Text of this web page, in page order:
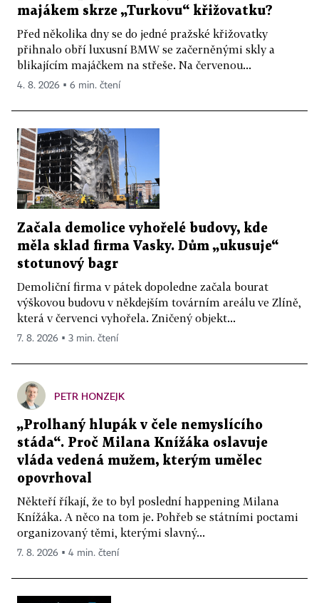
majákem skrze „Turkovu“ křižovatku?
Před několika dny se do jedné pražské křižovatky
přihnalo obří luxusní BMW se začerněnými skly a
blikajícím majáčkem na střeše. Na červenou...
4. 8. 2026 ▪ 6 min. čtení
Začala demolice vyhořelé budovy, kde
měla sklad firma Vasky. Dům „ukusuje“
stotunový bagr
Demoliční firma v pátek dopoledne začala bourat
výškovou budovu v někdejším továrním areálu ve Zlíně,
která v červenci vyhořela. Zničený objekt...
7. 8. 2026 ▪ 3 min. čtení
PETR HONZEJK
„Prolhaný hlupák v čele nemyslícího
stáda“. Proč Milana Knížáka oslavuje
vláda vedená mužem, kterým umělec
opovrhoval
Někteří říkají, že to byl poslední happening Milana
Knížáka. A něco na tom je. Pohřeb se státními poctami
organizovaný těmi, kterými slavný...
7. 8. 2026 ▪ 4 min. čtení